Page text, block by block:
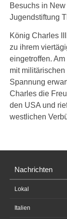
Besuchs in
Jugendstiftung
König Charles
zu ihrem
eingetroffen.
mit
Spannung
Charles die
den USA und
westlichen
Nachrichten
Lokal
Italien